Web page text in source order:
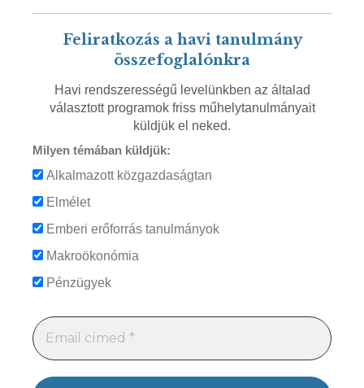
Feliratkozás a havi tanulmány
összefoglalónkra
Havi rendszerességű levelünkben az általad
választott programok friss műhelytanulmányait
küldjük el neked.
Milyen témában küldjük:
Alkalmazott közgazdaságtan
Elmélet
Emberi erőforrás tanulmányok
Makroökonómia
Pénzügyek